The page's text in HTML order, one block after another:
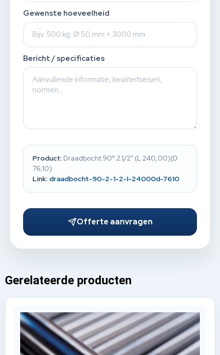
Gewenste hoeveelheid
Bericht / specificaties
Product: Draadbocht 90° 2.1/2” (L 240,00)(D
76,10)
Link: draadbocht-90-2-1-2-l-24000d-7610
Offerte aanvragen
Gerelateerde producten